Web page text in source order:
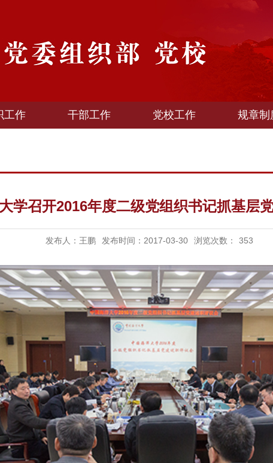
工作 干部工作 党校工作 规章制
学召开2016年度二级党组织书记抓基层
发布人：王鹏 发布时间：2017-03-30 浏览次数： 353